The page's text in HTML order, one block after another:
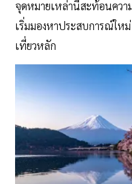
จุดหมายเหล่านี้สะท้อนควา
เริ่มมองหาประสบการณ์ให
เที่ยวหลัก